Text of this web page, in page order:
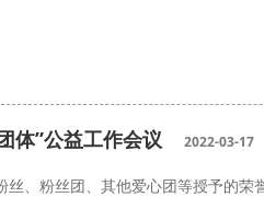
体”公益工作会议 2022-03-17
、粉丝团、其他爱心团等授予的荣